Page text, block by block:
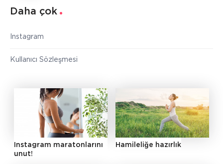
Daha çok
Instagram
Kullanıcı Sözleşmesi
Instagram maratonlarını
unut!
Hamileliğe hazırlık